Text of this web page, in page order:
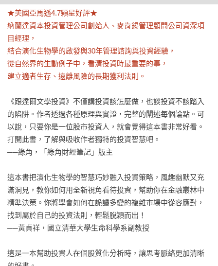
★美國亞馬遜4.7顆星好評★
納蘭達資本投資管理公司創始人、麥肯錫管理顧問公司資深項
目經理，
結合演化生物學的啟發與30年管理諮詢與投資經驗，
從自然界的生動例子中，看清投資時最重要的事，
建立適者生存、遠離風險的長期獲利法則。
《跟達爾文學投資》不僅講投資該怎麼做，也談投資不該踏入
的陷阱。作者透過各種原理與實證，完整的闡述每個論點。可
以說，只要你是一位股市投資人，就會覺得這本書非常好看。
打開此書，了解與吸收作者獨特的投資智慧吧。
──綠角，「綠角財經筆記」版主
這本書把演化生物學的智慧巧妙融入投資策略，風趣幽默又充
滿洞見，教你如何用全新視角看待投資，幫助你在金融叢林中
精準決策。你將學會如何在詭譎多變的複雜市場中從容應對，
找到屬於自己的投資法則，輕鬆脫穎而出！
──黃貞祥，國立清華大學生命科學系副教授
這是一本幫助投資人在個股質化分析時，讓思考脈絡更加清晰